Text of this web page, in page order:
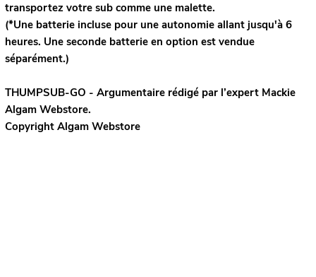
transportez votre sub comme une malette.
(*Une batterie incluse pour une autonomie allant jusqu'à 6
heures. Une seconde batterie en option est vendue
séparément.)
THUMPSUB-GO - Argumentaire rédigé par l’expert Mackie
Algam Webstore.
Copyright Algam Webstore